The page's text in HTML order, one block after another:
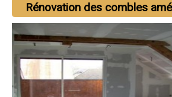
Rénovation des combles